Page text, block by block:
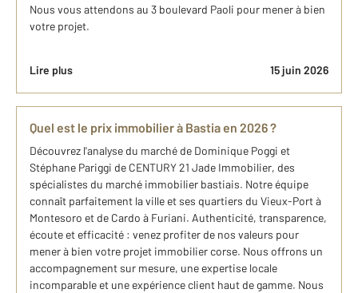
Nous vous attendons au 3 boulevard Paoli pour mener à bien
votre projet.
Lire plus 15 juin 2026
Quel est le prix immobilier à Bastia en 2026 ?
Découvrez l'analyse du marché de Dominique Poggi et
Stéphane Pariggi de CENTURY 21 Jade Immobilier, des
spécialistes du marché immobilier bastiais. Notre équipe
connaît parfaitement la ville et ses quartiers du Vieux-Port à
Montesoro et de Cardo à Furiani. Authenticité, transparence,
écoute et efficacité : venez profiter de nos valeurs pour
mener à bien votre projet immobilier corse. Nous offrons un
accompagnement sur mesure, une expertise locale
incomparable et une expérience client haut de gamme. Nous